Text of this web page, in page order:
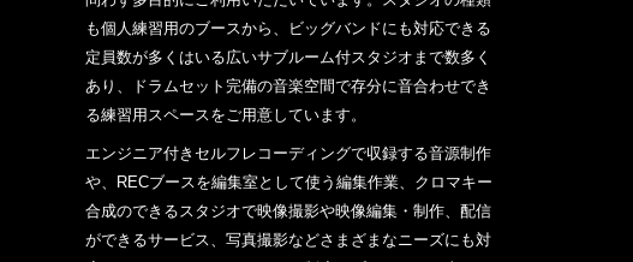
も個人練習用のブースから、ビッグバンドにも対応できる
定員数が多くはいる広いサブルーム付スタジオまで数多く
あり、ドラムセット完備の音楽空間で存分に音合わせでき
る練習用スペースをご用意しています。
エンジニア付きセルフレコーディングで収録する音源制作
や、RECブースを編集室として使う編集作業、クロマキー
合成のできるスタジオで映像撮影や映像編集・制作、配信
ができるサービス、写真撮影などさまざまなニーズにも対